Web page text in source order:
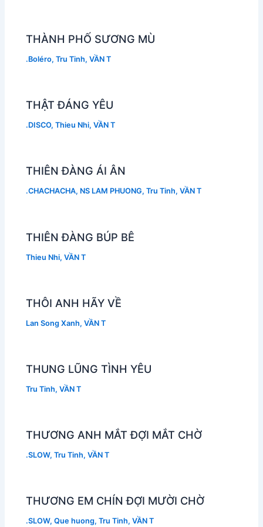
THÀNH PHỐ SƯƠNG MÙ
.Boléro,Tru Tinh,VẦN T
THẬT ĐÁNG YÊU
.DISCO,Thieu Nhi,VẦN T
THIÊN ĐÀNG ÁI ÂN
.CHACHACHA, NS LAM PHUONG,Tru Tinh,VẦN T
THIÊN ĐÀNG BÚP BÊ
Thieu Nhi,VẦN T
THÔI ANH HÃY VỀ
Lan Song Xanh,VẦN T
THUNG LŨNG TÌNH YÊU
Tru Tinh,VẦN T
THƯƠNG ANH MẮT ĐỢI MẮT CHỜ
.SLOW,Tru Tinh,VẦN T
THƯƠNG EM CHÍN ĐỢI MƯỜI CHỜ
.SLOW,Que huong,Tru Tinh,VẦN T